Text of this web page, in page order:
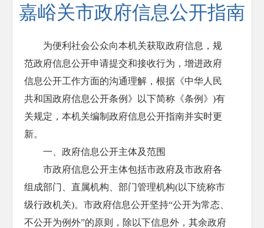
嘉峪关市政府信息公开指南
为便利社会公众向本机关获取政府信息，规
范政府信息公开申请提交和接收行为，增进政府
信息公开工作方面的沟通理解，根据《中华人民
共和国政府信息公开条例》以下简称《条例》)有
关规定，本机关编制政府信息公开指南并实时更
新。
一、政府信息公开主体及范围
市政府信息公开主体包括市政府及市政府各
组成部门、直属机构、部门管理机构(以下统称市
级行政机关)。市政府信息公开坚持“公开为常态、
不公开为例外”的原则，除以下信息外，其余政府